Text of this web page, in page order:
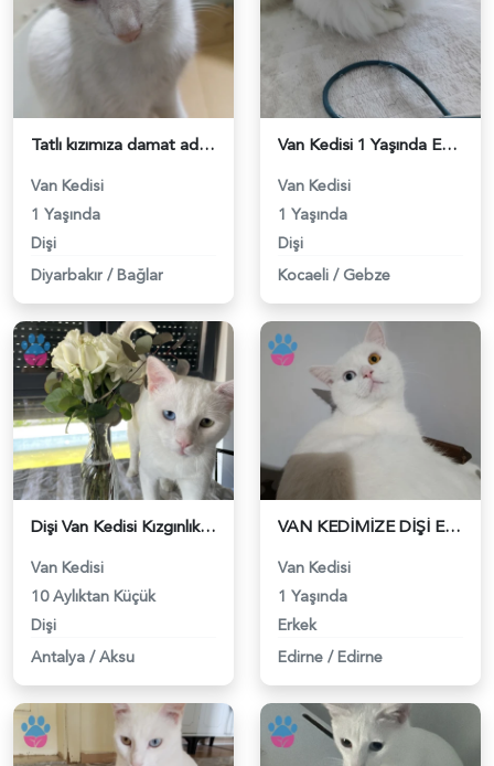
Tatlı kızımıza damat adayı arıyorum - 118983962
Van Kedisi
1 Yaşında
Dişi
Diyarbakır / Bağlar
Van Kedisi 1 Yaşında Eş Arıyor - 118983762
Van Kedisi
1 Yaşında
Dişi
Kocaeli / Gebze
Dişi Van Kedisi Kızgınlıkta - 118983670
Van Kedisi
10 Aylıktan Küçük
Dişi
Antalya / Aksu
VAN KEDİMİZE DİŞİ EŞ ARIYORUZ - 118983483
Van Kedisi
1 Yaşında
Erkek
Edirne / Edirne